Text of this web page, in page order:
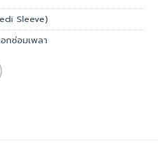
Sleeve)
กซ่อมเพลา